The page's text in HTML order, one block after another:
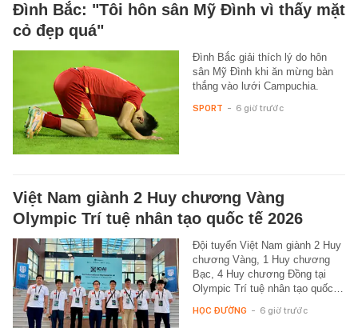
Đình Bắc: "Tôi hôn sân Mỹ Đình vì thấy mặt
cỏ đẹp quá"
Đình Bắc giải thích lý do hôn
sân Mỹ Đình khi ăn mừng bàn
thắng vào lưới Campuchia.
SPORT - 6 giờ trước
Việt Nam giành 2 Huy chương Vàng
Olympic Trí tuệ nhân tạo quốc tế 2026
Đội tuyển Việt Nam giành 2 Huy
chương Vàng, 1 Huy chương
Bạc, 4 Huy chương Đồng tại
Olympic Trí tuệ nhân tạo quốc…
HỌC ĐƯỜNG - 6 giờ trước